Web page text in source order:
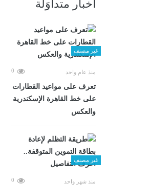
أخبار متداوَلة
غير مصنف
منذ عام واحد 0
تعرف على مواعيد القطارات
على خط القاهرة الإسكندرية
والعكس
غير مصنف
منذ شهر واحد 0